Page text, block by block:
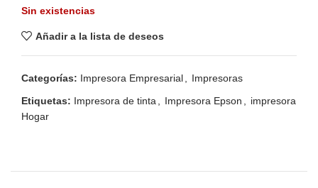
Sin existencias
Añadir a la lista de deseos
Categorías: Impresora Empresarial, Impresoras
Etiquetas: Impresora de tinta, Impresora Epson , impresora
Hogar